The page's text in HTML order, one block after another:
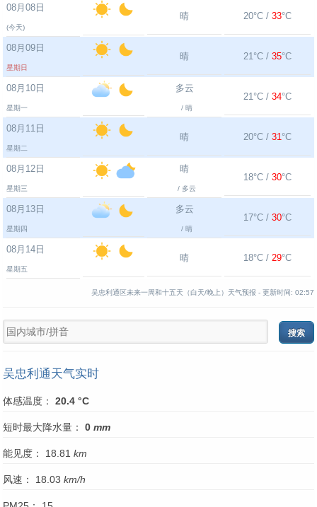
08月08日
(今天)
晴 20°C / 33°C
08月09日
星期日
晴 21°C / 35°C
08月10日
星期一
多云
/ 晴
21°C / 34°C
08月11日
星期二
晴 20°C / 31°C
08月12日
星期三
晴
/ 多云
18°C / 30°C
08月13日
星期四
多云
/ 晴
17°C / 30°C
08月14日
星期五
晴 18°C / 29°C
吴忠利通区未来一周和十五天（白天/晚上）天气预报 - 更新时间: 02:57
吴忠利通天气实时
体感温度： 20.4 °C
短时最大降水量： 0 mm
能见度： 18.81 km
风速： 18.03 km/h